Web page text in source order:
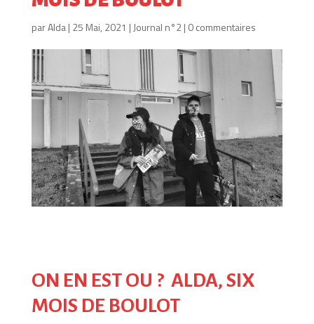
parAlda| 25 Mai, 2021 | Journal n°2| 0 commentaires
ON EN EST OU ? ALDA, SIX
MOIS DE BOULOT